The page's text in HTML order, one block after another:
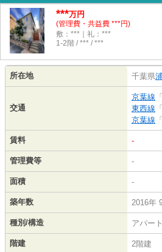
***万円
(管理費・共益費 ***円)
敷：***｜礼：***
1-2階 / *** / ***
所在地 千葉県
交通
京葉線 「
東西線 「
京葉線 「
賃料 -
管理費等 -
面積 -
築年数 2016年
種別/構造 アパー
階建 2階建